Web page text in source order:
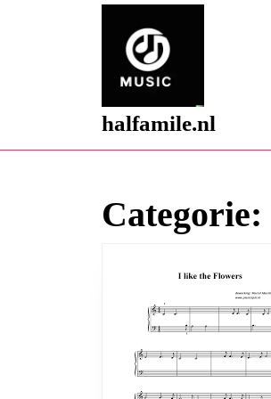
halfamile.nl
Categorie: